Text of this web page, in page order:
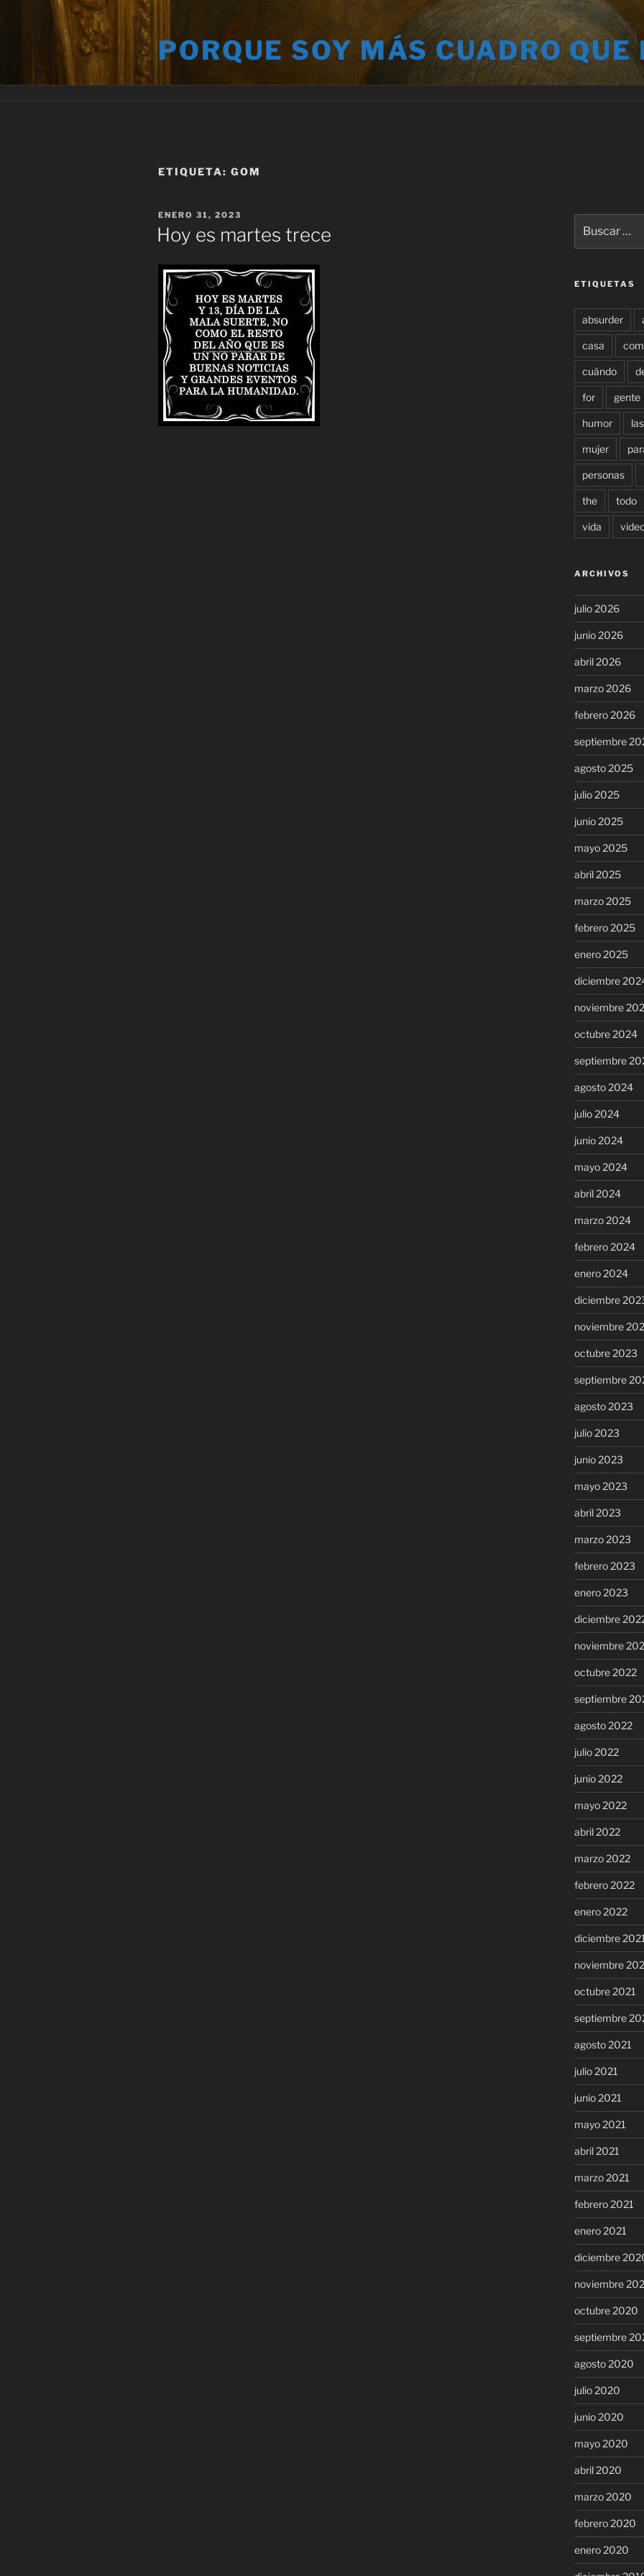
PORQUE SOY MÁS CUADRO QUE
ETIQUETA: GOM
PUBLICADO
EL
ENERO 31, 2023
Hoy es martes trece
por:
ETIQUETAS
absurder
casa
cuándo
for gente
humor las
mujer
personas
the todo
vida
ARCHIVOS
julio 2026
junio 2026
abril 2026
marzo 2026
febrero 2026
septiembre
agosto 2025
julio 2025
junio 2025
mayo 2025
abril 2025
marzo 2025
febrero 2025
enero 2025
diciembre
noviembre
octubre 2024
septiembre
agosto 2024
julio 2024
junio 2024
mayo 2024
abril 2024
marzo 2024
febrero 2024
enero 2024
diciembre
noviembre
octubre 2023
septiembre
agosto 2023
julio 2023
junio 2023
mayo 2023
abril 2023
marzo 2023
febrero 2023
enero 2023
diciembre
noviembre
octubre 2022
septiembre
agosto 2022
julio 2022
junio 2022
mayo 2022
abril 2022
marzo 2022
febrero 2022
enero 2022
diciembre
noviembre
octubre 2021
septiembre
agosto 2021
julio 2021
junio 2021
mayo 2021
abril 2021
marzo 2021
febrero 2021
enero 2021
diciembre
noviembre
octubre 2020
septiembre
agosto 2020
julio 2020
junio 2020
mayo 2020
abril 2020
marzo 2020
febrero 2020
enero 2020